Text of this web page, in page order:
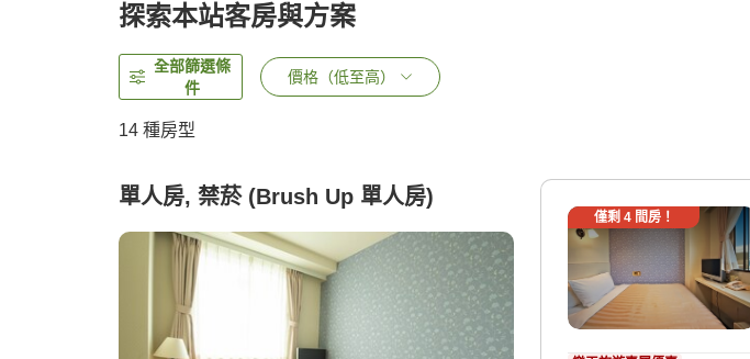
探索本站客房與方案
全部篩選條
件
價格（低至高）
14 種房型
單人房, 禁菸 (Brush Up 單人房)
僅剩 4間房！